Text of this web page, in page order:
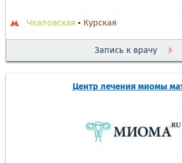
Чкаловская • Курская
Запись к врачу
Центр лечения миомы